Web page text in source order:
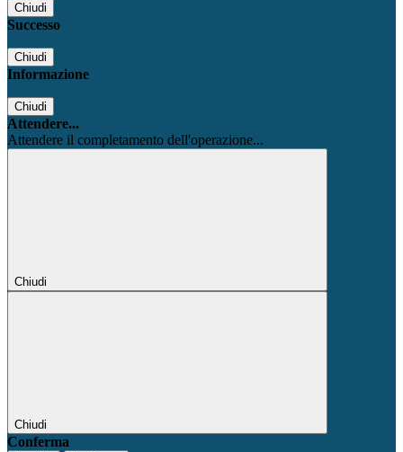
Chiudi
Successo
Chiudi
Informazione
Chiudi
Attendere...
Attendere il completamento dell'operazione...
Chiudi
Chiudi
Conferma